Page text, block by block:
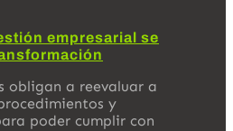
empresarial se
obligan a reevaluar a
y
poder cumplir con